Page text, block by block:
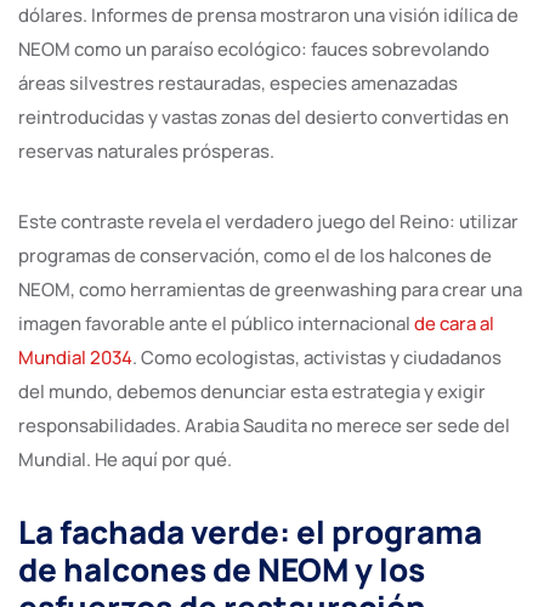
dólares. Informes de prensa mostraron una visión idílica de
NEOM como un paraíso ecológico: fauces sobrevolando
áreas silvestres restauradas, especies amenazadas
reintroducidas y vastas zonas del desierto convertidas en
reservas naturales prósperas.
Este contraste revela el verdadero juego del Reino: utilizar
programas de conservación, como el de los halcones de
NEOM, como herramientas de greenwashing para crear una
imagen favorable ante el público internacionalde cara al
Mundial 2034. Como ecologistas, activistas y ciudadanos
del mundo, debemos denunciar esta estrategia y exigir
responsabilidades. Arabia Saudita no merece ser sede del
Mundial. He aquí por qué.
La fachada verde: el programa
de halcones de NEOM y los